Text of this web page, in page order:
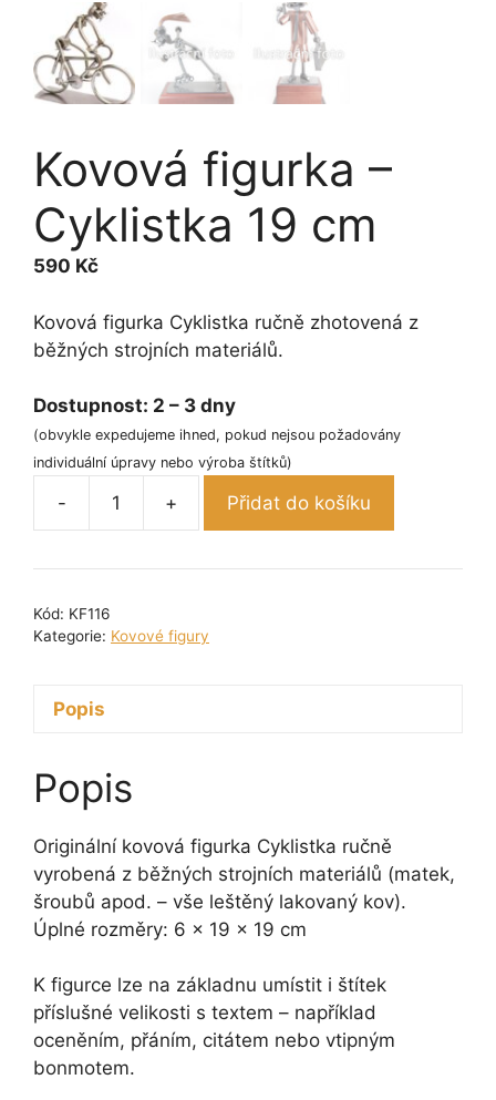
Kovová figurka –
Cyklistka 19 cm
590 Kč
Kovová figurka Cyklistka ručně zhotovená z
běžných strojních materiálů.
Dostupnost: 2 – 3 dny
(obvykle expedujeme ihned, pokud nejsou požadovány
individuální úpravy nebo výroba štítků)
-
Kovová
-
+ Přidat do košíku
Kód: KF116
Kategorie: Kovové figury
Popis
Popis
Originální kovová figurka Cyklistka ručně
vyrobená z běžných strojních materiálů (matek,
šroubů apod. – vše leštěný lakovaný kov).
Úplné rozměry: 6 x 19 x 19 cm
K figurce lze na základnu umístit i štítek
příslušné velikosti s textem – například
oceněním, přáním, citátem nebo vtipným
bonmotem.